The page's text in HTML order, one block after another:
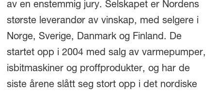
av en enstemmig jury. Selskapet er Nordens
største leverandør av vinskap, med selgere i
Norge, Sverige, Danmark og Finland. De
startet opp i 2004 med salg av varmepumper,
isbitmaskiner og proffprodukter, og har de
siste årene slått seg stort opp i det nordiske